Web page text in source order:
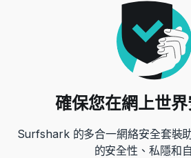
確保您在網上世
Surfshark 的多合一網絡安全套裝
的安全性、私隱和